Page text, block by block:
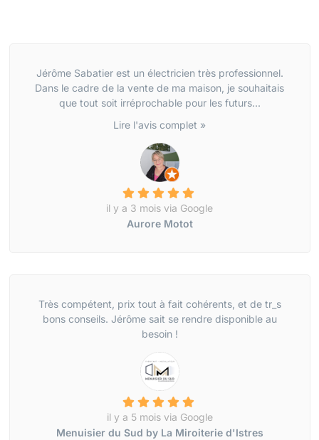
Jérôme Sabatier est un électricien très professionnel.
Dans le cadre de la vente de ma maison, je souhaitais
que tout soit irréprochable pour les futurs...
Lire l'avis complet »
il y a 3 mois via Google
Aurore Motot
Très compétent, prix tout à fait cohérents, et de tr_s
bons conseils. Jérôme sait se rendre disponible au
besoin !
il y a 5 mois via Google
Menuisier du Sud by La Miroiterie d'Istres